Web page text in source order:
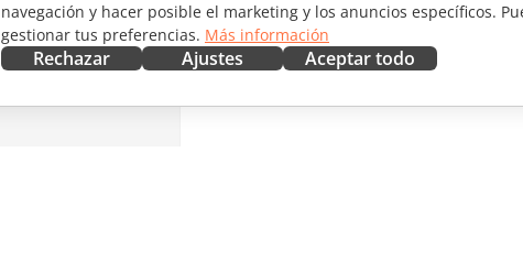
navegación y hacer posible el marketing y los anuncios específicos.
gestionar tus preferencias. Más información
Rechazar Ajustes Aceptar todo